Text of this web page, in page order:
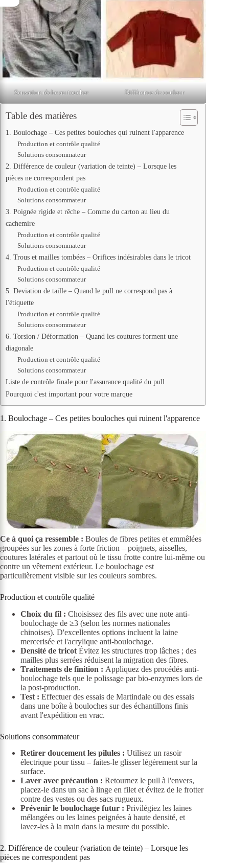
Sensation rêche au toucher Différence de couleur
Table des matières
1. Boulochage – Ces petites bouloches qui ruinent l'apparence
Production et contrôle qualité
Solutions consommateur
2. Différence de couleur (variation de teinte) – Lorsque les
pièces ne correspondent pas
Production et contrôle qualité
Solutions consommateur
3. Poignée rigide et rêche – Comme du carton au lieu du
cachemire
Production et contrôle qualité
Solutions consommateur
4. Trous et mailles tombées – Orifices indésirables dans le tricot
Production et contrôle qualité
Solutions consommateur
5. Deviation de taille – Quand le pull ne correspond pas à
l'étiquette
Production et contrôle qualité
Solutions consommateur
6. Torsion / Déformation – Quand les coutures forment une
diagonale
Production et contrôle qualité
Solutions consommateur
Liste de contrôle finale pour l'assurance qualité du pull
Pourquoi c'est important pour votre marque
1. Boulochage – Ces petites bouloches qui ruinent l'apparence
Ce à quoi ça ressemble : Boules de fibres petites et emmêlées
groupées sur les zones à forte friction – poignets, aisselles,
coutures latérales et partout où le tissu frotte contre lui-même ou
contre un vêtement extérieur. Le boulochage est
particulièrement visible sur les couleurs sombres.
Production et contrôle qualité
Choix du fil : Choisissez des fils avec une note anti-
boulochage de ≥3 (selon les normes nationales
chinoises). D'excellentes options incluent la laine
mercerisée et l'acrylique anti-boulochage.
Densité de tricot Évitez les structures trop lâches ; des
mailles plus serrées réduisent la migration des fibres.
Traitements de finition : Appliquez des procédés anti-
boulochage tels que le polissage par bio-enzymes lors de
la post-production.
Test : Effectuer des essais de Martindale ou des essais
dans une boîte à bouloches sur des échantillons finis
avant l'expédition en vrac.
Solutions consommateur
Retirer doucement les pilules : Utilisez un rasoir
électrique pour tissu – faites-le glisser légèrement sur la
surface.
Laver avec précaution : Retournez le pull à l'envers,
placez-le dans un sac à linge en filet et évitez de le frotter
contre des vestes ou des sacs rugueux.
Prévenir le boulochage futur : Privilégiez les laines
mélangées ou les laines peignées à haute densité, et
lavez-les à la main dans la mesure du possible.
2. Différence de couleur (variation de teinte) – Lorsque les
pièces ne correspondent pas